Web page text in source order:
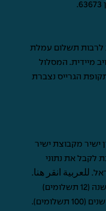
לרבות תשלום עמלת
מיידית. המסלול
הגרייס נצברת
ישיר מקבוצת ישיר
לקבל את נתוני
للعربية انقر هنا.
התקופה המינימלית להחזר הלוואה הינה כשנה (12 תשלומים)
והמקסימלית להחזר הלוואה הינה כשמונה שנים (100 תשלומים).